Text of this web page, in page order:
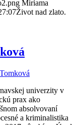
Miriama
Život nad zlato.
univerzity v
prax ako
absolvovaní
a kriminalistika